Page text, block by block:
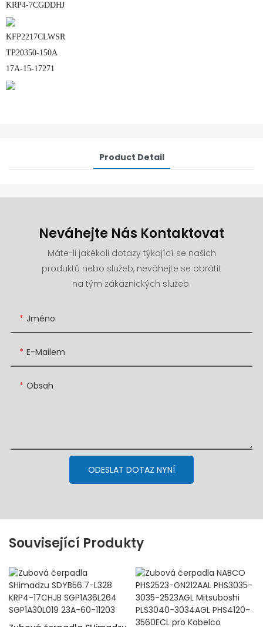
KRP4-7CGDDHJ
KFP2217CLWSR
TP20350-150A
17A-15-17271
Product Detail
Neváhejte Nás Kontaktovat
Máte-li jakékoli dotazy týkající se našich
produktů nebo služeb, neváhejte se obrátit
na tým zákaznických služeb.
Jméno
E-Mailem
Obsah
ODESLAT DOTAZ NYNÍ
Související Produkty